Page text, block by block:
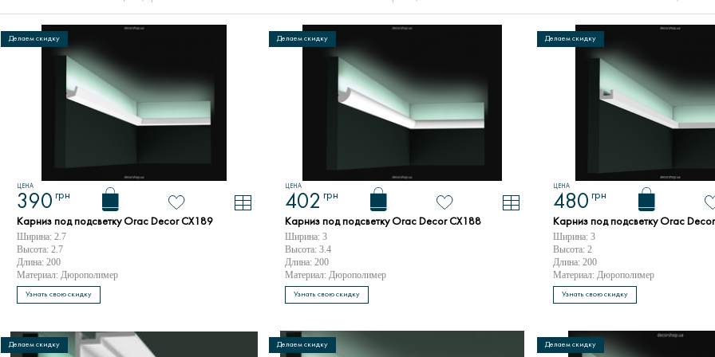
ЦЕНА
390 грн
Карниз под подсветку Orac Decor CX189
Ширина: 2.7
Высота: 2.7
Длина: 200
Материал: Дюрополимер
Узнать свою скидку
Делаем скидку
ЦЕНА
402 грн
Карниз под подсветку Orac Decor CX188
Ширина: 3
Высота: 3.4
Длина: 200
Материал: Дюрополимер
Узнать свою скидку
Делаем скидку
ЦЕНА
480 грн
Карниз под подсветку Orac
Ширина: 3
Высота: 2
Длина: 200
Материал: Дюрополимер
Узнать свою скидку
Делаем скидку
Делаем скидку Делаем скидку Делаем скидку